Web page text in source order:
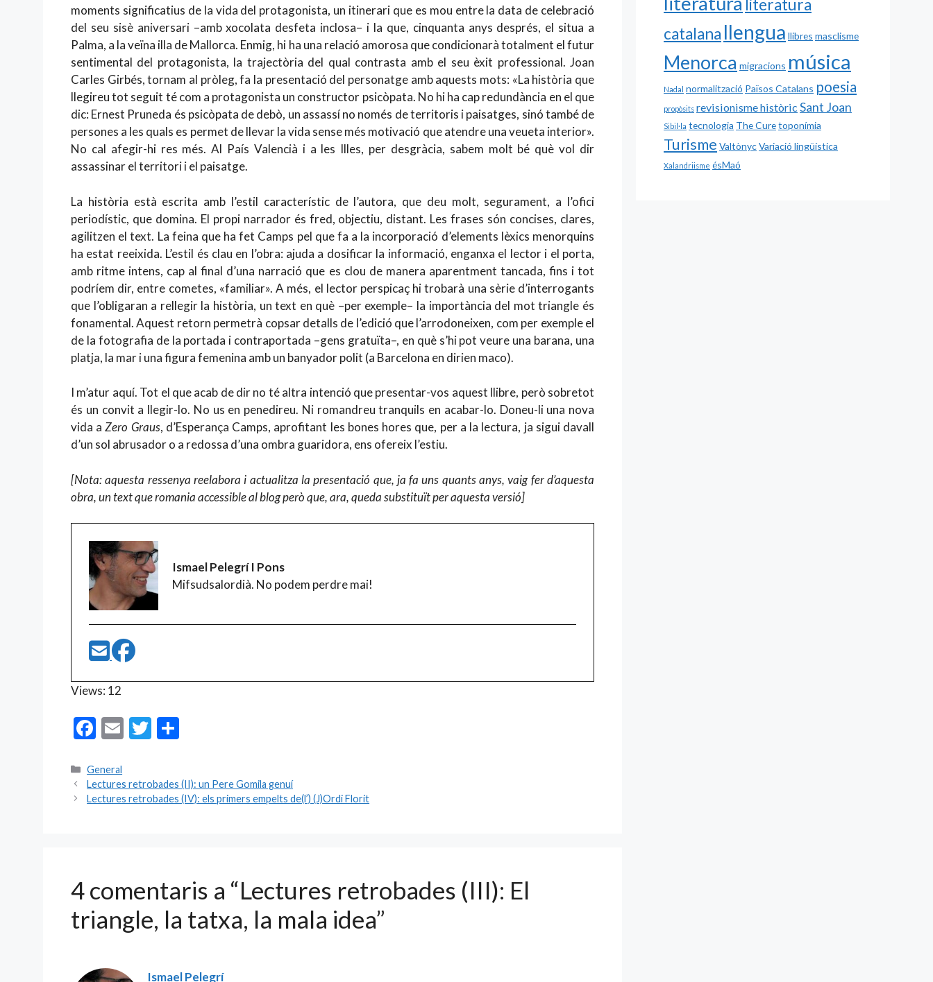
moments significatius de la vida del protagonista, un itinerari que es mou entre la data de celebració
del seu sisè aniversari –amb xocolata desfeta inclosa– i la que, cinquanta anys després, el situa a
Palma, a la veïna illa de Mallorca. Enmig, hi ha una relació amorosa que condicionarà totalment el futur
sentimental del protagonista, la trajectòria del qual contrasta amb el seu èxit professional. Joan
Carles Girbés, tornam al pròleg, fa la presentació del personatge amb aquests mots: «La història que
llegireu tot seguit té com a protagonista un constructor psicòpata. No hi ha cap redundància en el que
dic: Ernest Pruneda és psicòpata de debò, un assassí no només de territoris i paisatges, sinó també de
persones a les quals es permet de llevar la vida sense més motivació que atendre una veueta interior».
No cal afegir-hi res més. Al País Valencià i a les Illes, per desgràcia, sabem molt bé què vol dir
assassinar el territori i el paisatge.
La història està escrita amb l’estil característic de l’autora, que deu molt, segurament, a l’ofici
periodístic, que domina. El propi narrador és fred, objectiu, distant. Les frases són concises, clares,
agilitzen el text. La feina que ha fet Camps pel que fa a la incorporació d’elements lèxics menorquins
ha estat reeixida. L’estil és clau en l’obra: ajuda a dosificar la informació, enganxa el lector i el porta,
amb ritme intens, cap al final d’una narració que es clou de manera aparentment tancada, fins i tot
podríem dir, entre cometes, «familiar». A més, el lector perspicaç hi trobarà una sèrie d’interrogants
que l’obligaran a rellegir la història, un text en què –per exemple– la importància del mot triangle és
fonamental. Aquest retorn permetrà copsar detalls de l’edició que l’arrodoneixen, com per exemple el
de la fotografia de la portada i contraportada –gens gratuïta–, en què s’hi pot veure una barana, una
platja, la mar i una figura femenina amb un banyador polit (a Barcelona en dirien maco).
I m’atur aquí. Tot el que acab de dir no té altra intenció que presentar-vos aquest llibre, però sobretot
és un convit a llegir-lo. No us en penedireu. Ni romandreu tranquils en acabar-lo. Doneu-li una nova
vida aZero Graus, d’Esperança Camps, aprofitant les bones hores que, per a la lectura, ja sigui davall
d’un sol abrusador o a redossa d’una ombra guaridora, ens ofereix l’estiu.
[Nota: aquesta ressenya reelabora i actualitza la presentació que, ja fa uns quants anys, vaig fer d’aquesta
obra, un text que romania accessible al blog però que, ara, queda substituït per aquesta versió]
Ismael Pelegrí I Pons
Mifsudsalordià. No podem perdre mai!
Views: 12
F
e
b
E
l
T
er p
Categories
General
Lectures retrobades (II): un Pere Gomila genuí
Lectures retrobades (IV): els primers empelts de(l’) (J)Ordi Florit
4 comentaris a “Lectures retrobades (III): El
triangle, la tatxa, la mala idea”
Ismael Pelegrí
literatura
catalana llengua llibres masclisme
Menorca migracions música
Nadal normalització Països Catalans poesia
propòsits revisionisme històric Sant Joan
Sibil·la tecnologia The Curetoponímia
Turisme ValtònycVariació lingüística
Xalandriisme ésMaó